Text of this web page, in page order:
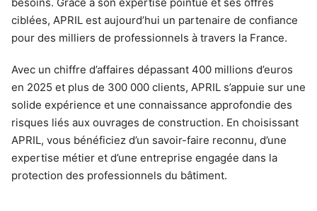
ciblées, APRIL est aujourd’hui un partenaire de confiance
pour des milliers de professionnels à travers la France.
Avec un chiffre d’affaires dépassant 400 millions d’euros
en 2025 et plus de 300 000 clients, APRIL s’appuie sur une
solide expérience et une connaissance approfondie des
risques liés aux ouvrages de construction. En choisissant
APRIL, vous bénéficiez d’un savoir-faire reconnu, d’une
expertise métier et d’une entreprise engagée dans la
protection des professionnels du bâtiment.